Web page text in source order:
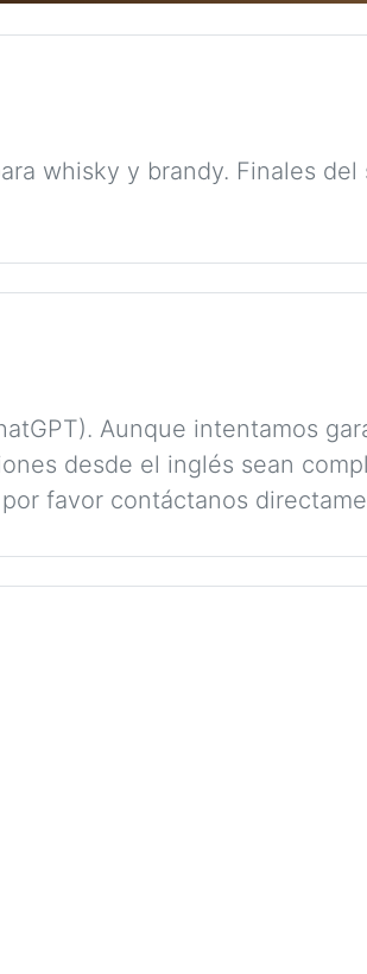
whisky y brandy. Finales del
Aunque intentamos
desde el inglés sean
favor contáctanos